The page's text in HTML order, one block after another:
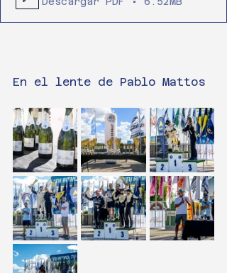
En el lente de Pablo Mattos